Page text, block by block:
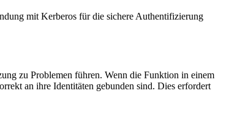
mit Kerberos für die sichere Authentifizierung
zu Problemen führen. Wenn die Funktion in einem
an ihre Identitäten gebunden sind. Dies erfordert